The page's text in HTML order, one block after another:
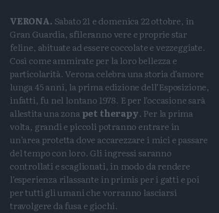
VERONA. Sabato 21 e domenica 22 ottobre, in
Gran Guardia, sfileranno vere e proprie star
feline, abituate ad essere coccolate e vezzeggiate.
Così come ammirate per la loro bellezza e
particolarità. Verona celebra una storia d’amore
lunga 45 anni, la prima edizione dell’Esposizione,
infatti, fu nel lontano 1978. E per l’occasione sarà
allestita una zonapet therapy. Per la prima
volta, grandi e piccoli potranno entrare in
un’area protetta dove accarezzare i mici e passare
del tempo con loro. Gli ingressi saranno
controllati e scaglionati, in modo da rendere
l’esperienza rilassante in primis per i gatti e poi
per tutti gli umani che vorranno lasciarsi
travolgere da fusa e giochi.